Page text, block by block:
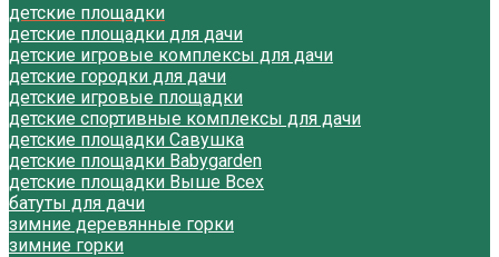
детские площадки
детские площадки для дачи
детские игровые комплексы для дачи
детские городки для дачи
детские игровые площадки
детские спортивные комплексы для дачи
детские площадки Савушка
детские площадки Babygarden
детские площадки Выше Всех
батуты для дачи
зимние деревянные горки
зимние горки